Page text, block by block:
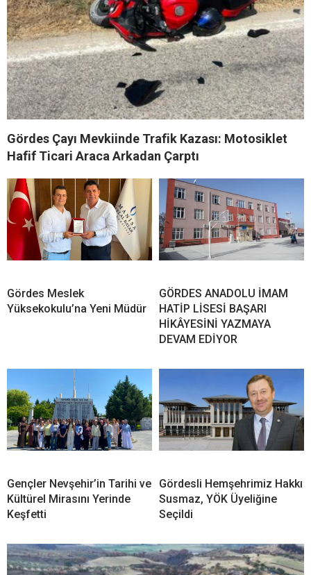
Gördes Çayı Mevkiinde Trafik Kazası: Motosiklet
Hafif Ticari Araca Arkadan Çarptı
Gördes Meslek
Yüksekokulu’na Yeni Müdür
GÖRDES ANADOLU İMAM
HATİP LİSESİ BAŞARI
HİKÂYESİNİ YAZMAYA
DEVAM EDİYOR
Gençler Nevşehir’in Tarihi ve
Kültürel Mirasını Yerinde
Keşfetti
Gördesli Hemşehrimiz Hakkı
Susmaz, YÖK Üyeliğine
Seçildi